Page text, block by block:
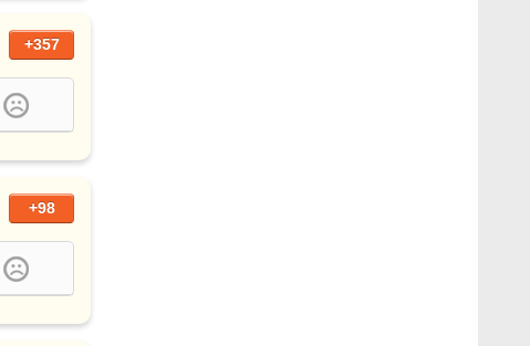
+357
+98